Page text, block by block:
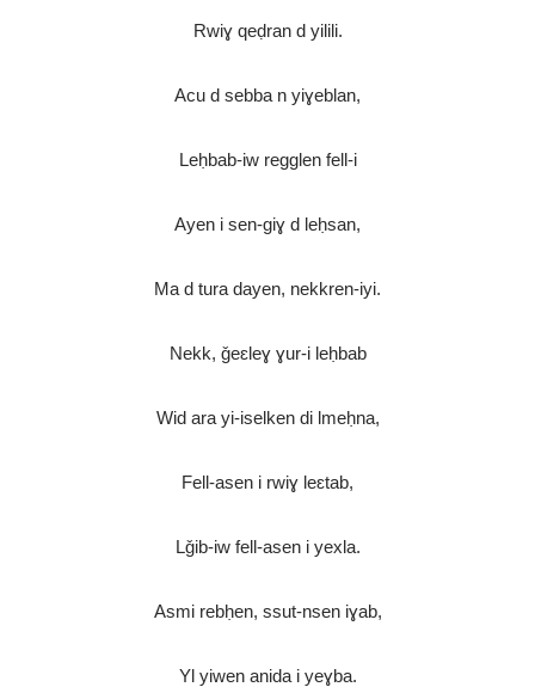
Rwiɣ qeḍran d yilili.
Acu d sebba n yiɣeblan,
Leḥbab-iw regglen fell-i
Ayen i sen-giɣ d leḥsan,
Ma d tura dayen, nekkren-iyi.
Nekk, ǧeɛleɣ ɣur-i leḥbab
Wid ara yi-iselken di lmeḥna,
Fell-asen i rwiɣ leɛtab,
Lǧib-iw fell-asen i yexla.
Asmi rebḥen, ssut-nsen iɣab,
Yl yiwen anida i yeɣba.